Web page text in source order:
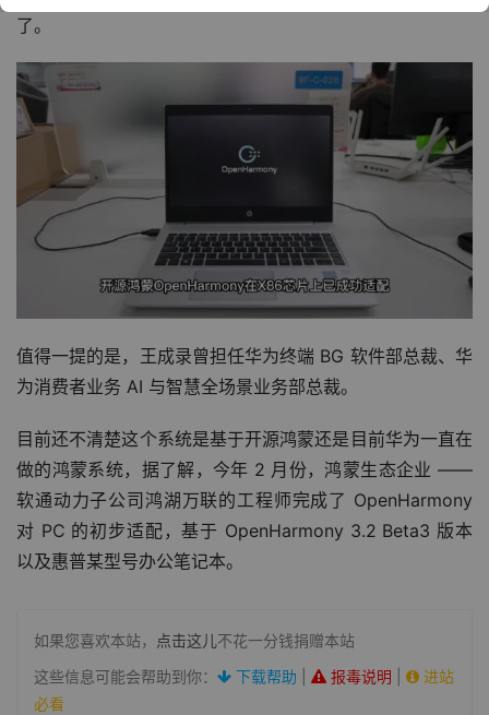
了。
值得一提的是，王成录曾担任华为终端 BG 软件部总裁、华
为消费者业务 AI 与智慧全场景业务部总裁。
目前还不清楚这个系统是基于开源鸿蒙还是目前华为一直在
做的鸿蒙系统，据了解，今年 2 月份，鸿蒙生态企业 ——
软通动力子公司鸿湖万联的工程师完成了 OpenHarmony
对 PC 的初步适配，基于 OpenHarmony 3.2 Beta3 版本
以及惠普某型号办公笔记本。
如果您喜欢本站， 点击这儿不花一分钱捐赠本站
这些信息可能会帮助到你：
下载帮助 报毒说明
进站
必看